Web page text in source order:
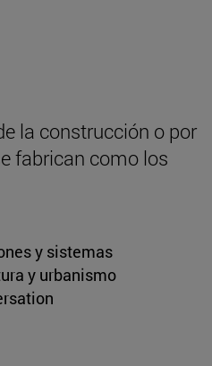
la construcción o por
fabrican como los
y sistemas
y urbanismo